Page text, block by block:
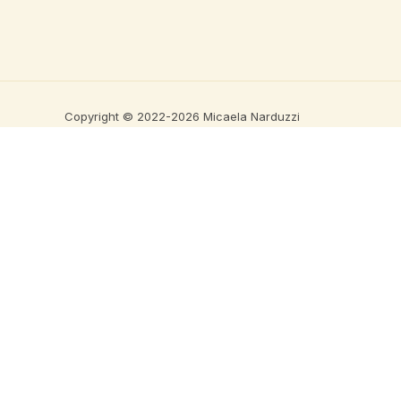
Copyright © 2022-2026 Micaela Narduzzi